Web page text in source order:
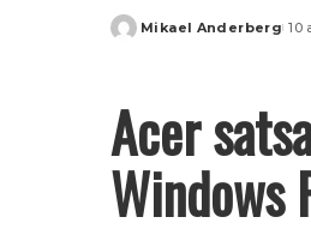
Posted
Mikael Anderberg 10
Acer
Windows